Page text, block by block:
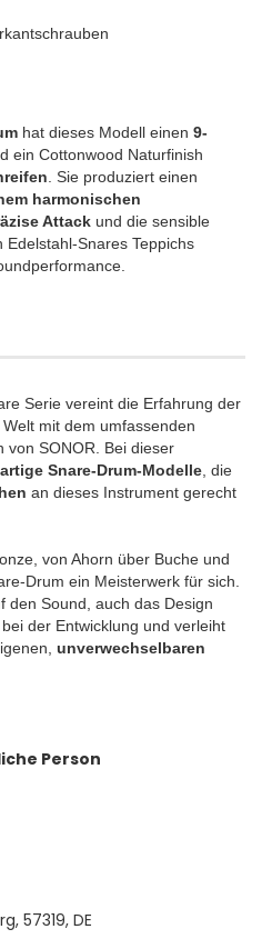
hat dieses Modell einen 9-
ein Cottonwood Naturfinish
. Sie produziert einen
harmonischen
Attack und die sensible
Snares Teppichs
Serie vereint die Erfahrung der
mit dem umfassenden
von SONOR. Bei dieser
Snare-Drum-Modelle , die
an dieses Instrument gerecht
von Ahorn über Buche und
Drum ein Meisterwerk für sich.
den Sound, auch das Design
der Entwicklung und verleiht
unverwechselbaren
Person
57319, DE